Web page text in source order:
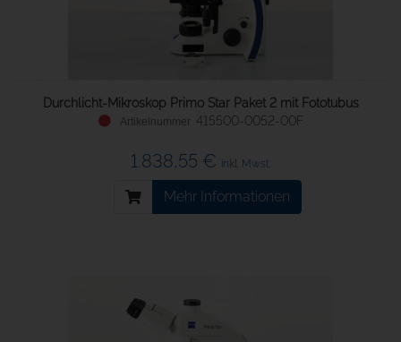
Durchlicht-Mikroskop Primo Star Paket 2 mit Fototubus
415500-0052-00F
1.838,55 € inkl. Mwst.
Mehr Informationen